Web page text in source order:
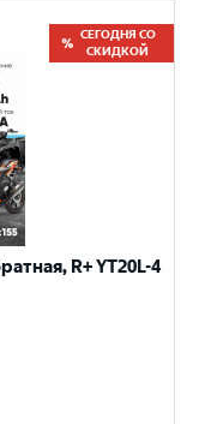
СЕГОДНЯ СО
СКИДКОЙ
R+ YT20L-4